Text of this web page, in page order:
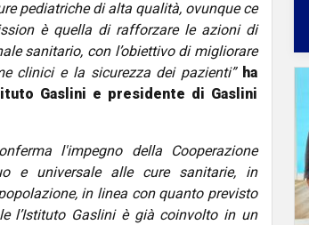
pediatriche di alta qualità, ovunque ce
è quella di rafforzare le azioni di
sanitario, con l’obiettivo di migliorare
clinici e la sicurezza dei pazienti” ha
Gaslini e presidente di Gaslini
l'impegno della Cooperazione
e universale alle cure sanitarie, in
in linea con quanto previsto
l’Istituto Gaslini è già coinvolto in un